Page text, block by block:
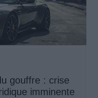
gouffre : crise
imminente